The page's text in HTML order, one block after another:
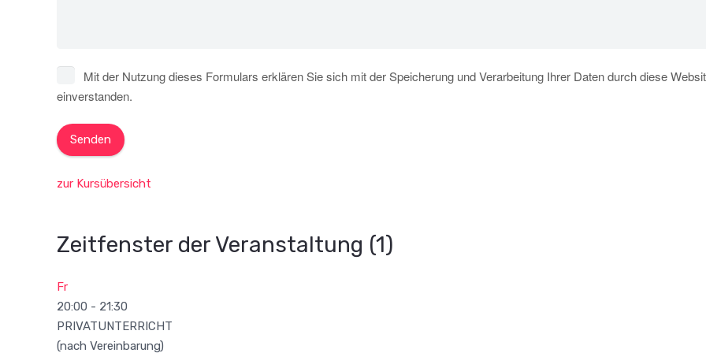
Mit der Nutzung dieses Formulars erklären Sie sich mit der Speicherung und Verarbeitung Ihrer Daten durch diese
einverstanden.
zur Kursübersicht
Zeitfenster der Veranstaltung (1)
Fr
20:00 - 21:30
PRIVATUNTERRICHT
(nach Vereinbarung)